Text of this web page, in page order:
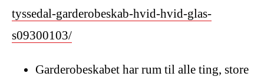
tyssedal-garderobeskab-hvid-hvid-glas-
s09300103/
Garderobeskabet har rum til alle ting, store